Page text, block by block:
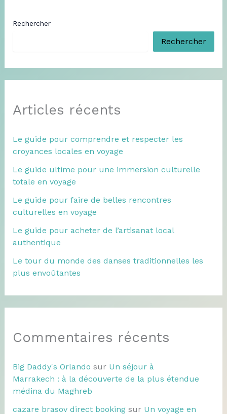
Rechercher
Rechercher
Articles récents
Le guide pour comprendre et respecter les
croyances locales en voyage
Le guide ultime pour une immersion culturelle
totale en voyage
Le guide pour faire de belles rencontres
culturelles en voyage
Le guide pour acheter de l’artisanat local
authentique
Le tour du monde des danses traditionnelles les
plus envoûtantes
Commentaires récents
Big Daddy's Orlando sur Un séjour à
Marrakech : à la découverte de la plus étendue
médina du Maghreb
cazare brasov direct bookingsur Un voyage en